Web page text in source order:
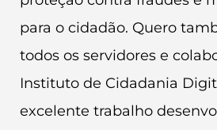
para o cidadão. Quero
todos os servidores e
Instituto de Cidadania
excelente trabalho